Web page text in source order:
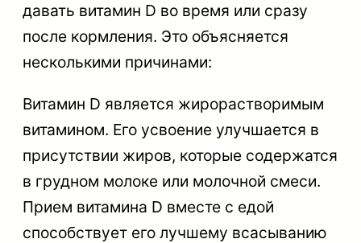
давать витамин D во время или сразу
после кормления. Это объясняется
несколькими причинами:
Витамин D является жирорастворимым
витамином. Его усвоение улучшается в
присутствии жиров, которые содержатся
в грудном молоке или молочной смеси.
Прием витамина D вместе с едой
способствует его лучшему всасыванию